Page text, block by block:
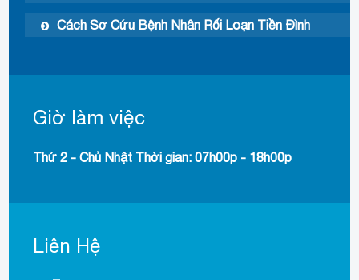
Cách Sơ Cứu Bệnh Nhân Rối Loạn Tiền Đình
Giờ làm việc
Thứ 2 - Chủ Nhật Thời gian: 07h00p - 18h00p
Liên Hệ